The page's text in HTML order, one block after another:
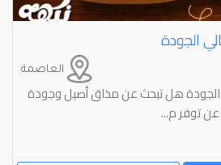
الجودة
العاصمة
هل تبحث عن مذاق أصيل وجودة
توفر م...